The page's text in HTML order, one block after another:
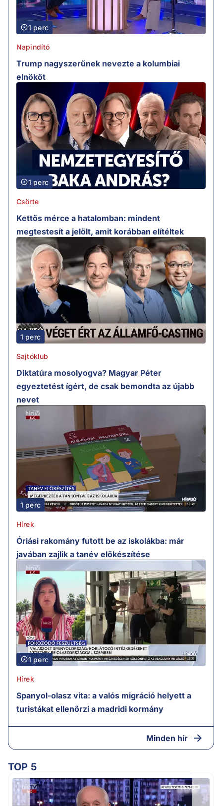
1 perc
Napindító
Trump nagyszerűnek nevezte a kolumbiai
elnököt
1 perc
Csörte
Kettős mérce a hatalomban: mindent
megtestesít a jelölt, amit korábban elítéltek
1 perc
Sajtóklub
Diktatúra mosolyogva? Magyar Péter
egyeztetést ígért, de csak bemondta az újabb
nevet
1 perc
Hírek
Óriási rakomány futott be az iskolákba: már
javában zajlik a tanév előkészítése
1 perc
Hírek
Spanyol-olasz vita: a valós migráció helyett a
turistákat ellenőrzi a madridi kormány
Minden hír
TOP 5